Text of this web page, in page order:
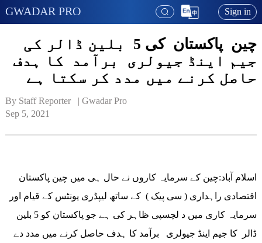
GWADAR PRO Sign in
چین پاکستان کی 5 بلین ڈالر کی
جیم اینڈ جیولری برآمد کا ہدف
حاصل کرنے میں مدد کر سکتا ہے
By Staff Reporter   | Gwadar Pro
Sep 5, 2021
اسلام آباد:چین کے سرمایہ کاروں نے حال ہی میں چین پاکستان
اقتصادی راہداری ( سی پیک ) کے ساتھ لیپڈری یونٹس کے قیام اور
سرمایہ کاری میں د لچسپی ظاہر کی ہے جو پاکستان کو 5 بلین
ڈالر کا جیم اینڈ جیولری برآمد کا ہدف حاصل کرنے میں مدد دے